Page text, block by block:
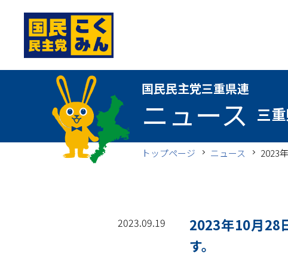
国民民主党三重県連
ニュース 三
トップページ ニュース 2023
2023.09.19
2023年10月28
す。